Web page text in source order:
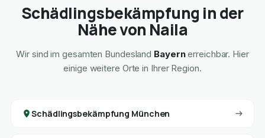
Schädlingsbekämpfung in der
Nähe von Naila
Wir sind im gesamten Bundesland Bayernerreichbar. Hier
einige weitere Orte in Ihrer Region.
Schädlingsbekämpfung München